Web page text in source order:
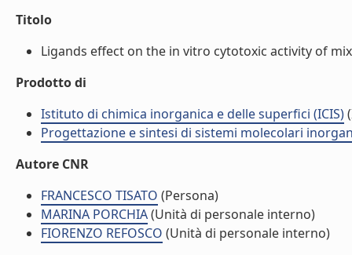
Titolo
Ligands effect on the in vitro cytotoxic activity of
Prodotto di
Istituto di chimica inorganica e delle superfici (ICIS)
Progettazione e sintesi di sistemi molecolari
Autore CNR
FRANCESCO TISATO (Persona)
MARINA PORCHIA(Unità di personale interno)
FIORENZO REFOSCO (Unità di personale interno)